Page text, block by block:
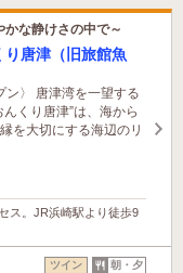
な静けさの中で～
唐津（旧旅館魚
ン〉 唐津湾を一望する
くり唐津”は、海から
を大切にする海辺のリ
ス。JR浜崎駅より徒歩9
ツイン 朝・夕